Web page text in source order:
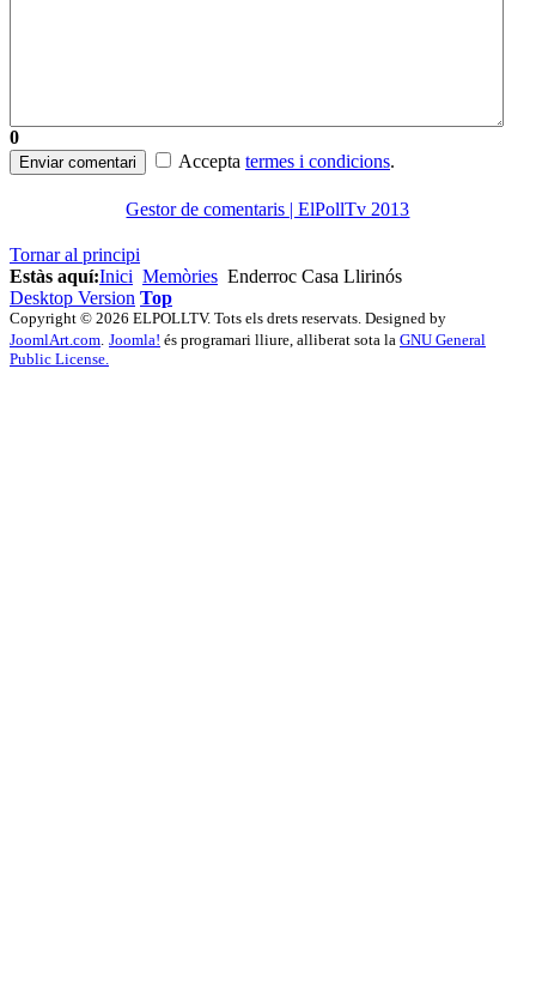
0
Enviar comentari Accepta termes i condicions.
Gestor de comentaris | ElPollTv 2013
Tornar al principi
Estàs aquí:Inici Memòries Enderroc Casa Llirinós
Desktop Version Top
Copyright © 2026 ELPOLLTV. Tots els drets reservats. Designed by
JoomlArt.com. Joomla! és programari lliure, alliberat sota la GNU General
Public License.